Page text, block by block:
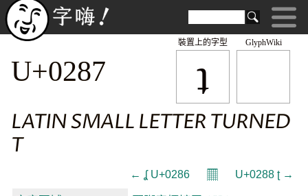
GlyphWiki
ʇ
裝置上的字型
U+0287
LATIN SMALL LETTER TURNED
T
← ʆ U+0286 𝄜 U+0288 ʈ →